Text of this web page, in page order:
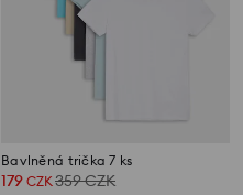
Bavlněná trička 7 ks
179 CZK359CZK